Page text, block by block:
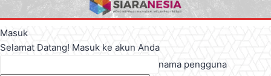
Masuk
Selamat Datang! Masuk ke akun Anda
nama pengguna